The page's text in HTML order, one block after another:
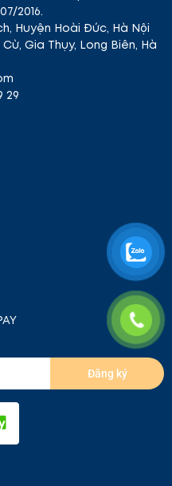
2016.
Huyện Hoài Đức, Hà Nội
Gia Thụy, Long Biên, Hà
29
Đăng ký